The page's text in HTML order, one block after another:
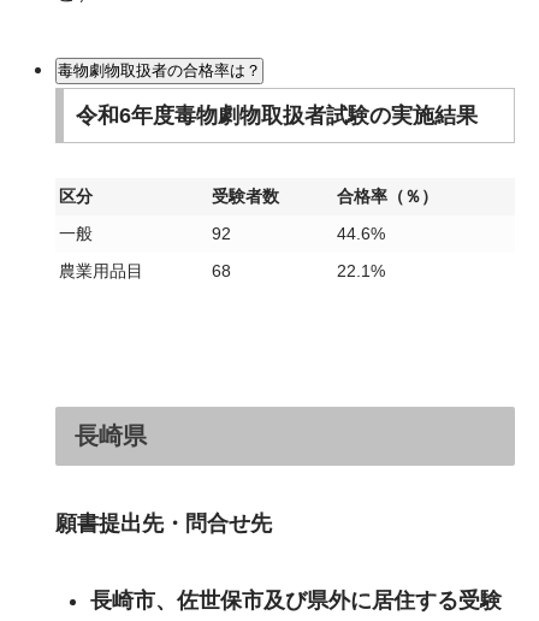
毒物劇物取扱者の合格率は？
令和6年度毒物劇物取扱者試験の実施結果
区分 受験者数
合格率（％）
一般
92
44.6%
農業用品目
68 22.1%
長崎県
願書提出先・問合せ先
長崎市、佐世保市及び県外に居住する受験